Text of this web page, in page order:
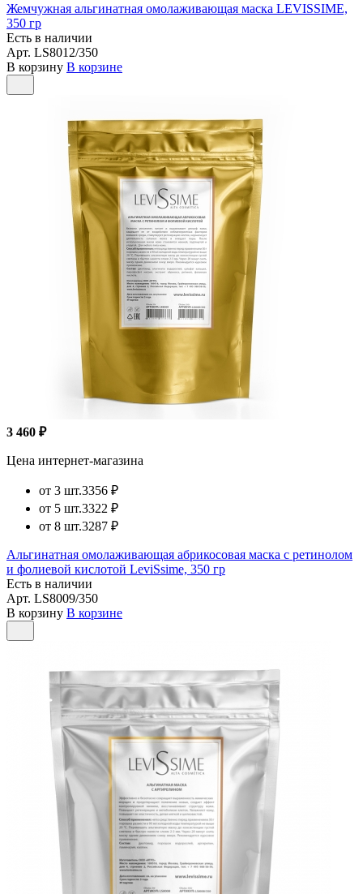
Жемчужная альгинатная омолаживающая маска LEVISSIME,
350 гр
Есть в наличии
Арт. LS8012/350
В корзину В корзине
3 460 ₽
Цена интернет-магазина
от 3 шт.3356 ₽
от 5 шт.3322 ₽
от 8 шт.3287 ₽
Альгинатная омолаживающая абрикосовая маска с ретинолом
и фолиевой кислотой LeviSsime, 350 гр
Есть в наличии
Арт. LS8009/350
В корзину В корзине